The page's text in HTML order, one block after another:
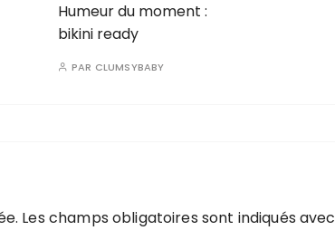
Humeur du moment :
bikini ready
PAR CLUMSYBABY
Les champs obligatoires sont indiqués avec